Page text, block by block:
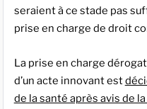
seraient à ce stade pas
prise en charge de droit
La prise en charge
d’un acte innovant est
de la santé après avis de la